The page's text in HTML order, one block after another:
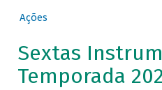
Ações
Sextas
Temporada